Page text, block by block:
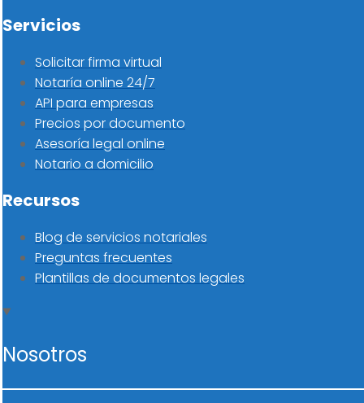
Servicios
Solicitar firma virtual
Notaría online 24/7
API para empresas
Precios por documento
Asesoría legal online
Notario a domicilio
Recursos
Blog de servicios notariales
Preguntas frecuentes
Plantillas de documentos legales
Nosotros